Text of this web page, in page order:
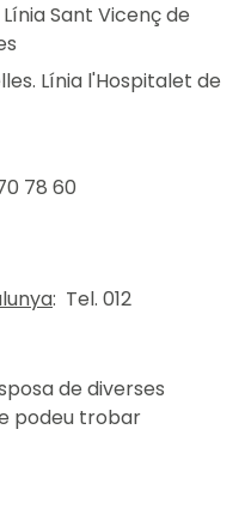
Sant Vicenç de
Línia l'Hospitalet de
78 60
: Tel. 012
de diverses
podeu trobar